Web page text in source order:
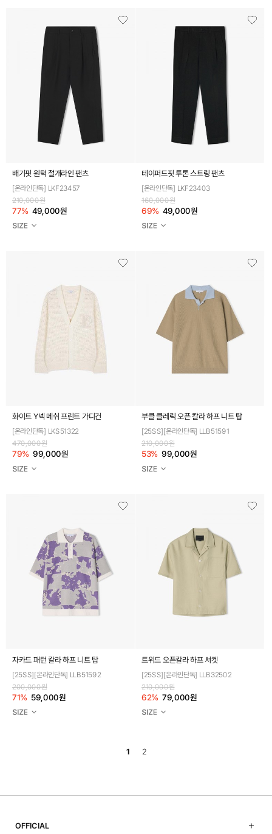
배기핏 원턱 절개라인 팬츠
[온라인단독] LKF23457
210,000원
77% 49,000원
테이퍼드핏 투톤 스트링 팬츠
[온라인단독] LKF23403
160,000원
69% 49,000원
화이트 Y넥 메쉬 프린트 가디건
[온라인단독] LKS51322
470,000원
79% 99,000원
부클 클레릭 오픈 칼라 하프 니트 탑
[25SS][온라인단독] LLB51591
210,000원
53% 99,000원
자카드 패턴 칼라 하프 니트 탑
[25SS][온라인단독] LLB51592
200,000원
71% 59,000원
트위드 오픈칼라 하프 셔켓
[25SS][온라인단독] LLB32502
210,000원
62% 79,000원
1 2
OFFICIAL